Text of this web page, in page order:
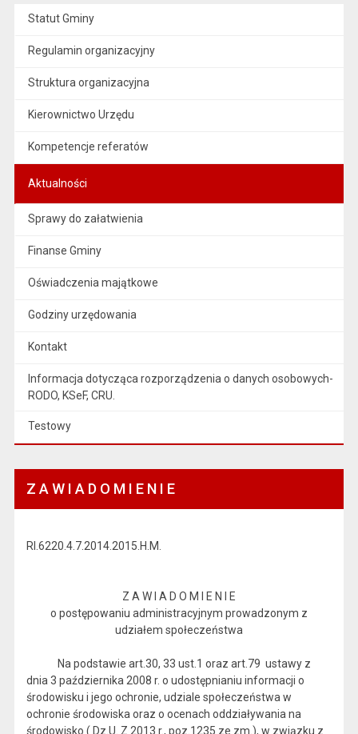
Statut Gminy
Regulamin organizacyjny
Struktura organizacyjna
Kierownictwo Urzędu
Kompetencje referatów
Aktualności
Sprawy do załatwienia
Finanse Gminy
Oświadczenia majątkowe
Godziny urzędowania
Kontakt
Informacja dotycząca rozporządzenia o danych osobowych-
RODO, KSeF, CRU.
Testowy
Z A W I A D O M I E N I E
RI.6220.4.7.2014.2015.H.M.
Z A W I A D O M I E N I E
o postępowaniu administracyjnym prowadzonym z
udziałem społeczeństwa
Na podstawie art.30, 33 ust.1 oraz art.79 ustawy z
dnia 3 października 2008 r. o udostępnianiu informacji o
środowisku i jego ochronie, udziale społeczeństwa w
ochronie środowiska oraz o ocenach oddziaływania na
środowisko ( Dz.U. Z 2013 r., poz.1235 ze zm.), w związku z